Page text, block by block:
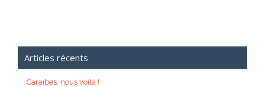
Articles récents
Caraïbes, nous voilà !